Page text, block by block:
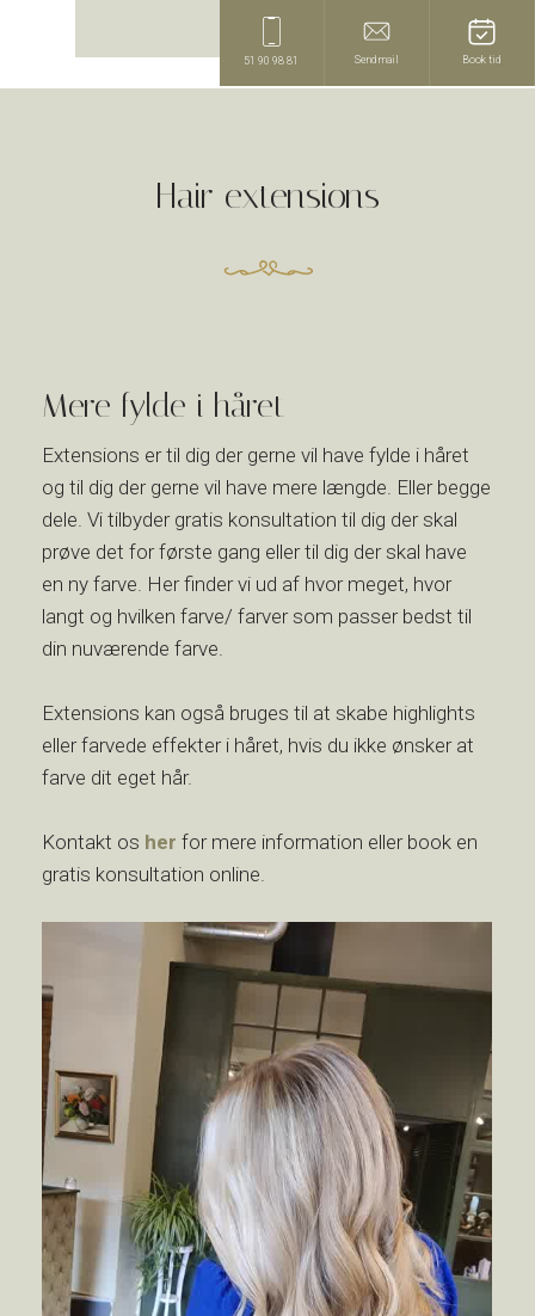
51 90 98 81 Send mail Book tid
​Hair extensions
Mere fylde i håret
​Extensions er til dig der gerne vil have fylde i håret
og til dig der gerne vil have mere længde. Eller begge
dele. Vi tilbyder gratis konsultation til dig der skal
prøve det for første gang eller til dig der skal have
en ny farve. Her finder vi ud af hvor meget, hvor
langt og hvilken farve/ farver som passer bedst til
din nuværende farve.
Extensions kan også bruges til at skabe highlights
eller farvede effekter i håret, hvis du ikke ønsker at
farve dit eget hår.
Kontakt os herfor mere information eller book en
gratis konsultation online.